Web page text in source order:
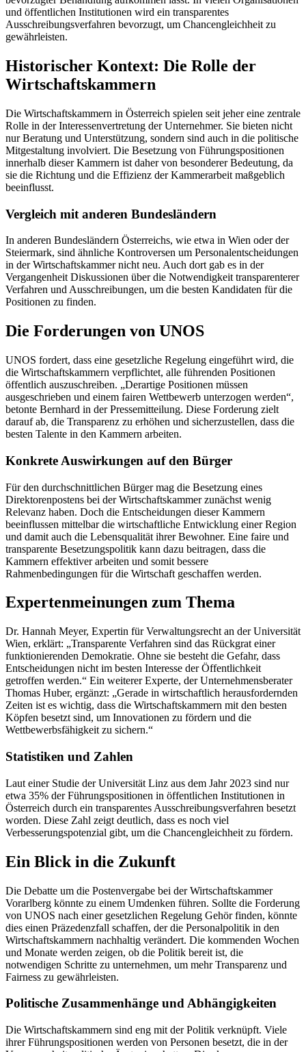
und öffentlichen Institutionen wird ein transparentes
Ausschreibungsverfahren bevorzugt, um Chancengleichheit zu
gewährleisten.
Historischer Kontext: Die Rolle der
Wirtschaftskammern
Die Wirtschaftskammern in Österreich spielen seit jeher eine zentrale
Rolle in der Interessenvertretung der Unternehmer. Sie bieten nicht
nur Beratung und Unterstützung, sondern sind auch in die politische
Mitgestaltung involviert. Die Besetzung von Führungspositionen
innerhalb dieser Kammern ist daher von besonderer Bedeutung, da
sie die Richtung und die Effizienz der Kammerarbeit maßgeblich
beeinflusst.
Vergleich mit anderen Bundesländern
In anderen Bundesländern Österreichs, wie etwa in Wien oder der
Steiermark, sind ähnliche Kontroversen um Personalentscheidungen
in der Wirtschaftskammer nicht neu. Auch dort gab es in der
Vergangenheit Diskussionen über die Notwendigkeit transparenterer
Verfahren und Ausschreibungen, um die besten Kandidaten für die
Positionen zu finden.
Die Forderungen von UNOS
UNOS fordert, dass eine gesetzliche Regelung eingeführt wird, die
die Wirtschaftskammern verpflichtet, alle führenden Positionen
öffentlich auszuschreiben. „Derartige Positionen müssen
ausgeschrieben und einem fairen Wettbewerb unterzogen werden“,
betonte Bernhard in der Pressemitteilung. Diese Forderung zielt
darauf ab, die Transparenz zu erhöhen und sicherzustellen, dass die
besten Talente in den Kammern arbeiten.
Konkrete Auswirkungen auf den Bürger
Für den durchschnittlichen Bürger mag die Besetzung eines
Direktorenpostens bei der Wirtschaftskammer zunächst wenig
Relevanz haben. Doch die Entscheidungen dieser Kammern
beeinflussen mittelbar die wirtschaftliche Entwicklung einer Region
und damit auch die Lebensqualität ihrer Bewohner. Eine faire und
transparente Besetzungspolitik kann dazu beitragen, dass die
Kammern effektiver arbeiten und somit bessere
Rahmenbedingungen für die Wirtschaft geschaffen werden.
Expertenmeinungen zum Thema
Dr. Hannah Meyer, Expertin für Verwaltungsrecht an der Universität
Wien, erklärt: „Transparente Verfahren sind das Rückgrat einer
funktionierenden Demokratie. Ohne sie besteht die Gefahr, dass
Entscheidungen nicht im besten Interesse der Öffentlichkeit
getroffen werden.“ Ein weiterer Experte, der Unternehmensberater
Thomas Huber, ergänzt: „Gerade in wirtschaftlich herausfordernden
Zeiten ist es wichtig, dass die Wirtschaftskammern mit den besten
Köpfen besetzt sind, um Innovationen zu fördern und die
Wettbewerbsfähigkeit zu sichern.“
Statistiken und Zahlen
Laut einer Studie der Universität Linz aus dem Jahr 2023 sind nur
etwa 35% der Führungspositionen in öffentlichen Institutionen in
Österreich durch ein transparentes Ausschreibungsverfahren besetzt
worden. Diese Zahl zeigt deutlich, dass es noch viel
Verbesserungspotenzial gibt, um die Chancengleichheit zu fördern.
Ein Blick in die Zukunft
Die Debatte um die Postenvergabe bei der Wirtschaftskammer
Vorarlberg könnte zu einem Umdenken führen. Sollte die Forderung
von UNOS nach einer gesetzlichen Regelung Gehör finden, könnte
dies einen Präzedenzfall schaffen, der die Personalpolitik in den
Wirtschaftskammern nachhaltig verändert. Die kommenden Wochen
und Monate werden zeigen, ob die Politik bereit ist, die
notwendigen Schritte zu unternehmen, um mehr Transparenz und
Fairness zu gewährleisten.
Politische Zusammenhänge und Abhängigkeiten
Die Wirtschaftskammern sind eng mit der Politik verknüpft. Viele
ihrer Führungspositionen werden von Personen besetzt, die in der